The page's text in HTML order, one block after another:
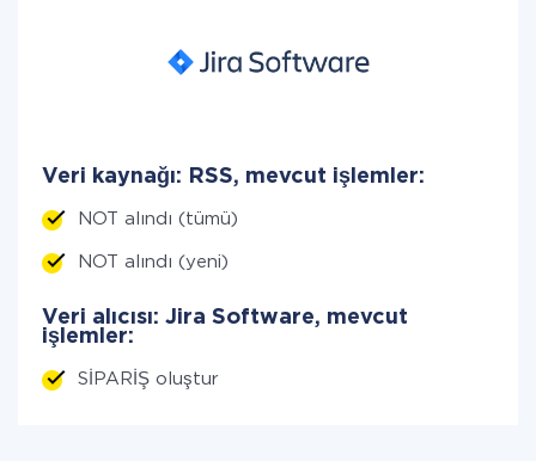
Veri kaynağı: RSS, mevcut işlemler:
NOT alındı (tümü)
NOT alındı (yeni)
Veri alıcısı: Jira Software, mevcut
işlemler:
SİPARİŞ oluştur